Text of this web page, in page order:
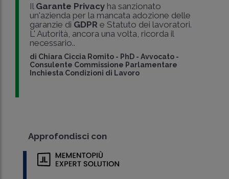
Il Garante Privacy ha sanzionato
un'azienda per la mancata adozione delle
garanzie di GDPR e Statuto dei lavoratori.
L' Autorità, ancora una volta, ricorda il
necessario..
di Chiara Ciccia Romito - PhD - Avvocato -
Consulente Commissione Parlamentare
Inchiesta Condizioni di Lavoro
Approfondisci con